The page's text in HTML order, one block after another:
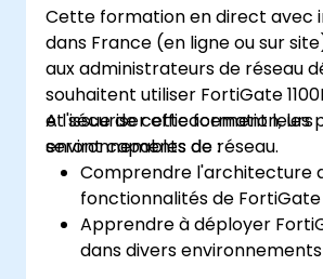
Cette formation en direct avec
dans France (en ligne ou sur
aux administrateurs de réseau
souhaitent utiliser FortiGate
et sécuriser efficacement leurs
environnements de réseau.
A l'issue de cette formation, les
seront capables de :
Comprendre l'architecture
fonctionnalités de FortiGate
Apprendre à déployer
dans divers